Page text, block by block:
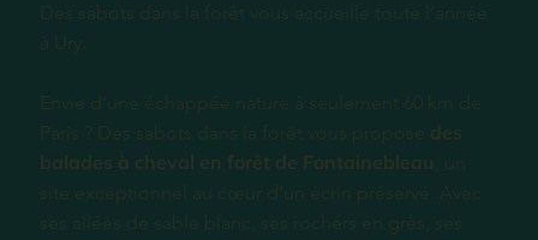
Des sabots dans la forêt vous accueille toute l’année
à Ury.
Envie d’une échappée nature à seulement 60 km de
Paris ? Des sabots dans la forêt vous propose des
balades à cheval en forêt de Fontainebleau
, un
site exceptionnel au cœur d’un écrin préservé. Avec
ses allées de sable blanc, ses rochers en grès, ses